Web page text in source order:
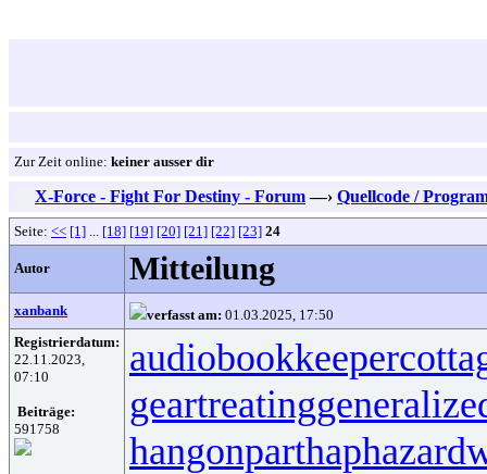
Zur Zeit online: keiner ausser dir
X-Force - Fight For Destiny - Forum —› Quellcode /
Seite: << [1] ... [18] [19] [20] [21] [22] [23] 24
Autor Mitteilung
xanbank verfasst am: 01.03.2025, 17:50
Registrierdatum:
22.11.2023,
07:10
Beiträge:
591758
audiobookkeeper
geartreating
hangonpart